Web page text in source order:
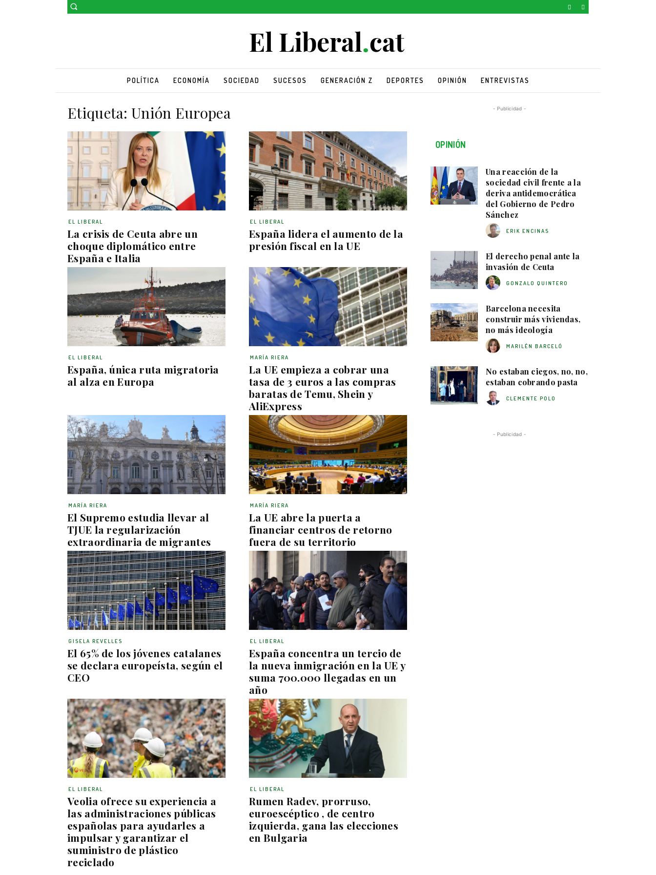
POLÍTICA ECONOMÍA SOCIEDAD SUCESOS GENERACIÓN Z DEPORTES OPINIÓN ENTREVISTAS
Etiqueta:Unión Europea
La crisis de Ceuta abre un
choque diplomático entre
España e Italia
EL LIBERAL
España lidera el aumento de la
presión fiscal en la UE
EL LIBERAL
España, única ruta migratoria
al alza en Europa
EL LIBERAL
La UE empieza a cobrar una
tasa de 3 euros a las compras
baratas de Temu, Shein y
AliExpress
MARÍA RIERA
El Supremo estudia llevar al
TJUE la regularización
extraordinaria de migrantes
MARÍA RIERA
La UE abre la puerta a
financiar centros de retorno
fuera de su territorio
MARÍA RIERA
El 65% de los jóvenes catalanes
se declara europeísta, según el
CEO
GISELA REVELLES
España concentra un tercio de
la nueva inmigración en la UE y
suma 700.000 llegadas en un
año
EL LIBERAL
Veolia ofrece su experiencia a
las administraciones públicas
españolas para ayudarles a
impulsar y garantizar el
suministro de plástico
reciclado
EL LIBERAL
Rumen Radev, prorruso,
euroescéptico , de centro
izquierda, gana las elecciones
en Bulgaria
EL LIBERAL
- Publicidad -
OPINIÓN
Una reacción de la
sociedad civil frente a la
deriva antidemocrática
del Gobierno de Pedro
Sánchez
ERIK ENCINAS
El derecho penal ante la
invasión de Ceuta
GONZALO QUINTERO
Barcelona necesita
construir más viviendas,
no más ideología
MARILÉN BARCELÓ
No estaban ciegos, no, no,
estaban cobrando pasta
CLEMENTE POLO
- Publicidad -